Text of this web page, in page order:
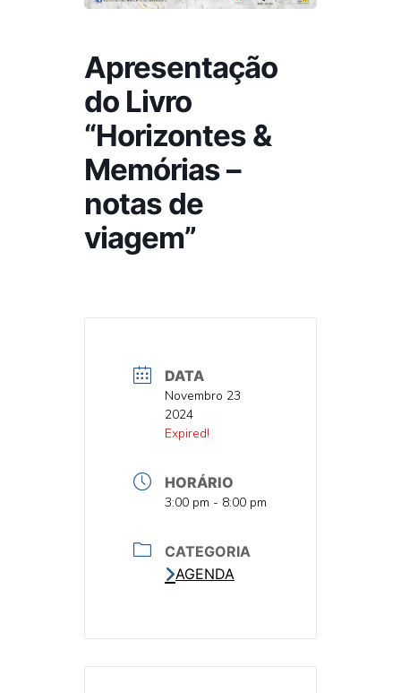
Apresentação
do Livro
“Horizontes &
Memórias –
notas de
viagem”
DATA
DATANovembro 23
2024
DATAExpired!
HORÁRIO
HORA
3:00 pm - 8:00 pm
CATEGORIA
AGENDA